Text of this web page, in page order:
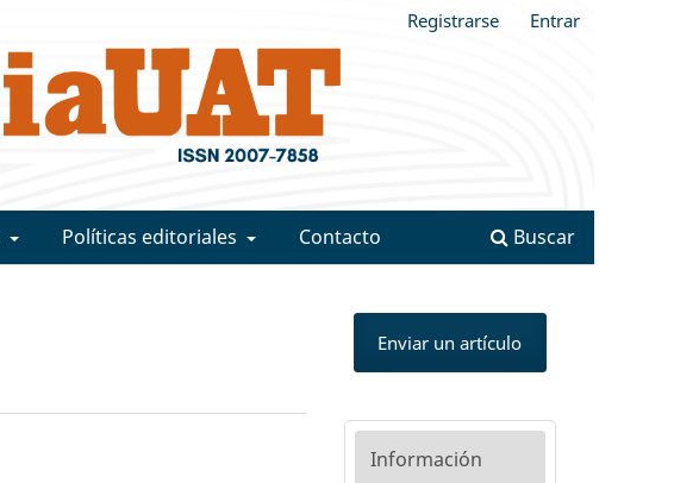
Políticas editoriales Contacto Buscar
Registrarse Entrar
Enviar un artículo
Información